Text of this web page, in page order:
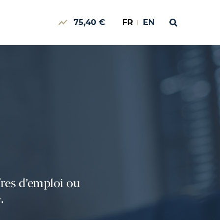
75,40 € FR EN
d’emploi ou